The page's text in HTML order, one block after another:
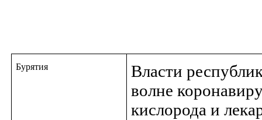
Бурятия
Власти
волне
кислорода и